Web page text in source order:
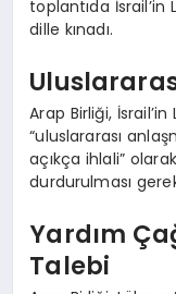
toplantıda İsrail’in
dille kınadı.
Arap Birliği, İsrail’in
“uluslararası
açıkça ihlali”
durdurulması
Yardım
Talebi